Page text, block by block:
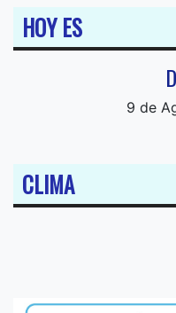
HOY ES
9 de
CLIMA